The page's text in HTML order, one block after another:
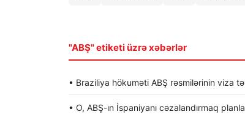
"ABŞ" etiketi üzrə xəbərlər
• Braziliya hökuməti ABŞ rəsmilərinin viza
• O, ABŞ-ın İspaniyanı cəzalandırmaq